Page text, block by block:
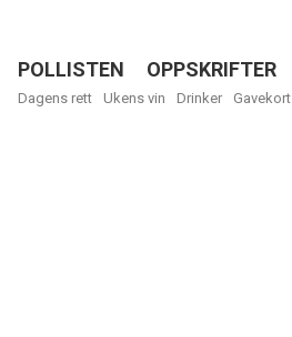
Menu
POLLISTEN OPPSKRIFTER
Dagens rett Ukens vin Drinker Gavekort